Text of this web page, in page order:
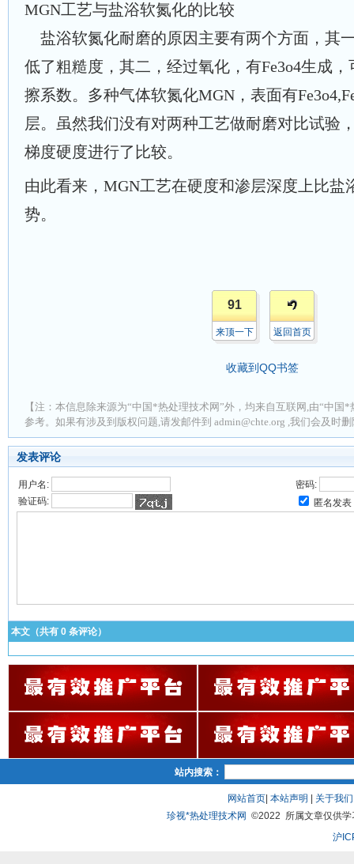
MGN工艺与盐浴软氮化的比较
盐浴软氮化耐磨的原因主要有两个方面，其
低了粗糙度，其二，经过氧化，有Fe3o4生成
擦系数。多种气体软氮化MGN，表面有
层。虽然我们没有对两种工艺做耐磨对比试验
梯度硬度进行了比较。
由此看来，MGN工艺在硬度和渗层深度上比盐
势。
91
来顶一下 返回首页
收藏到QQ书签
【注：本信息除来源为“中国*热处理技术网”外，均来自互联网,由“中国
参考。如果有涉及到版权问题,请发邮件到 admin@chte.org ,我们会及时
发表评论
用户名:
密码:
验证码:
匿名发表
本文（共有 0 条评论）
站内搜索：
网站首页| 本站声明 关于我们
珍视*热处理技术网 ©2022 所属文章仅供学
沪